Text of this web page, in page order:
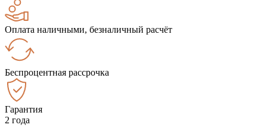
Оплата наличными, безналичный расчёт
Беспроцентная рассрочка
Гарантия
2 года